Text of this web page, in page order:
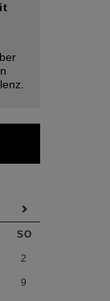
SO
2
9